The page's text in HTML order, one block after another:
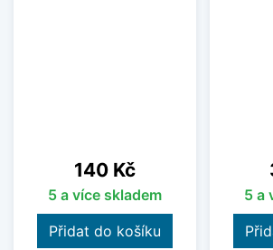
Cena
140 Kč
5 a více skladem
Přidat do košíku
5 a